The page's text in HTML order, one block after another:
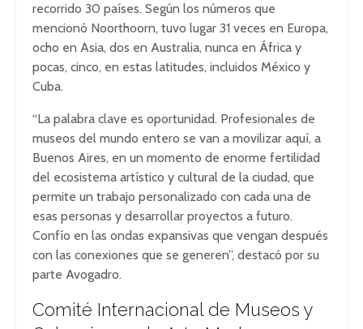
recorrido 30 países. Según los números que
mencionó Noorthoorn, tuvo lugar 31 veces en Europa,
ocho en Asia, dos en Australia, nunca en África y
pocas, cinco, en estas latitudes, incluidos México y
Cuba.
“La palabra clave es oportunidad. Profesionales de
museos del mundo entero se van a movilizar aquí, a
Buenos Aires, en un momento de enorme fertilidad
del ecosistema artístico y cultural de la ciudad, que
permite un trabajo personalizado con cada una de
esas personas y desarrollar proyectos a futuro.
Confío en las ondas expansivas que vengan después
con las conexiones que se generen”, destacó por su
parte Avogadro.
Comité Internacional de Museos y